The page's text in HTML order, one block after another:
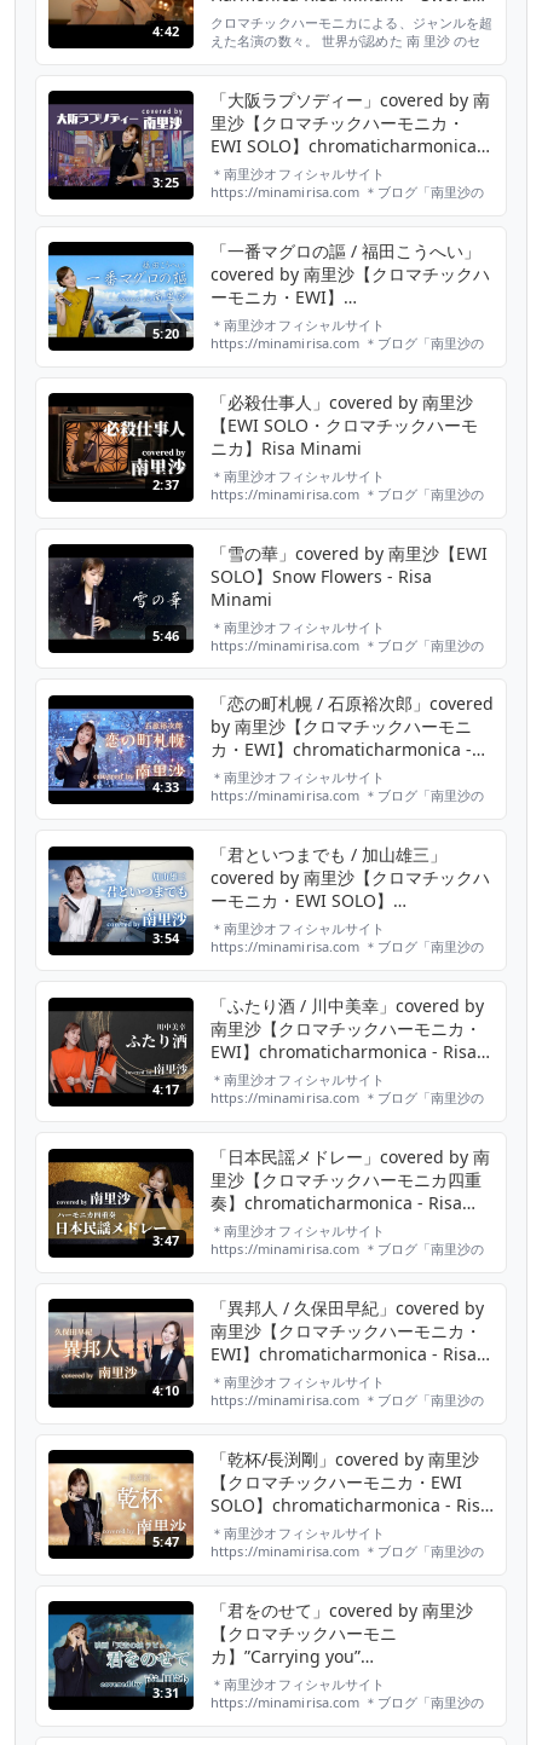
4:42
Of Double Edge "
クロマチックハーモニカによる、ジャンルを超
えた名演の数々。 世界が認めた 南 里沙 のセ
ト：http://southrachel.p1.weblife.me 2ndア
ルバム「El Mundo」に収録されている「諸刃
の剣」は、アニメ「ONE PIECE」ほか数多く
の...
3:25
「大阪ラプソディー」covered by 南
里沙【クロマチックハーモニカ・
EWI SOLO】chromaticharmonica -
Risa MINAMI
＊南里沙オフィシャルサイト
https://minamirisa.com​​​​​​​​ ＊ブログ「南里沙の
https://twitter.com/minami_risa​​​​​​​​ ＊
Instagram https://w...
5:20
「一番マグロの謳 / 福田こうへい」
covered by 南里沙【クロマチックハ
ーモニカ・EWI】
chromaticharmonica - Risa
MINAMI
＊南里沙オフィシャルサイト
https://minamirisa.com ＊ブログ「南里沙の
https://twitter.com/minami_risa ＊
Instagram
https://www.instagram.com/minami_...
2:37
「必殺仕事人」covered by 南里沙
【EWI SOLO・クロマチックハーモ
ニカ】Risa Minami
＊南里沙オフィシャルサイト
https://minamirisa.com​​​​​​​​​ ＊ブログ「南里沙の
twitter https://twitter.com/minami_risa​​​​​​​​​ ＊
Instagram https:/...
5:46
「雪の華」covered by 南里沙【EWI
SOLO】Snow Flowers - Risa
Minami
＊南里沙オフィシャルサイト
https://minamirisa.com ＊ブログ「南里沙の
https://twitter.com/minami_risa ＊
Instagram
https://www.instagram.com/minami_...
4:33
「恋の町札幌 / 石原裕次郎」covered
by 南里沙【クロマチックハーモニ
カ・EWI】chromaticharmonica -
Risa MINAMI
＊南里沙オフィシャルサイト
https://minamirisa.com ＊ブログ「南里沙の
https://twitter.com/minami_risa ＊
Instagram
https://www.instagram.com/minami_...
3:54
「君といつまでも / 加山雄三」
covered by 南里沙【クロマチックハ
ーモニカ・EWI SOLO】
chromaticharmonica - Risa
MINAMI
＊南里沙オフィシャルサイト
https://minamirisa.com ＊ブログ「南里沙の
https://twitter.com/minami_risa ＊
Instagram
https://www.instagram.com/minami_...
4:17
「ふたり酒 / 川中美幸」covered by
南里沙【クロマチックハーモニカ・
EWI】chromaticharmonica - Risa
MINAMI
＊南里沙オフィシャルサイト
https://minamirisa.com ＊ブログ「南里沙の
https://twitter.com/minami_risa ＊
Instagram
https://www.instagram.com/minami_...
3:47
「日本民謡メドレー」covered by 南
里沙【クロマチックハーモニカ四重
奏】chromaticharmonica - Risa
Minami 〜ソーラン節・ドンパン
節・斎太郎節・花笠音頭〜
＊南里沙オフィシャルサイト
https://minamirisa.com​​​​​​​​​​ ＊ブログ「南里沙の
twitter https://twitter.com/minami_risa​​​​​​... ＊
Instagram https:/...
4:10
「異邦人 / 久保田早紀」covered by
南里沙【クロマチックハーモニカ・
EWI】chromaticharmonica - Risa
MINAMI
＊南里沙オフィシャルサイト
https://minamirisa.com ＊ブログ「南里沙の
https://twitter.com/minami_risa ＊
Instagram
https://www.instagram.com/minami_...
5:47
「乾杯/長渕剛」covered by 南里沙
【クロマチックハーモニカ・EWI
SOLO】chromaticharmonica - Risa
Minami
＊南里沙オフィシャルサイト
https://minamirisa.com​​​​​​​​​​ ＊ブログ「南里沙の
twitter https://twitter.com/minami_risa​​​​​​... ＊
Instagram https:/...
3:31
「君をのせて」covered by 南里沙
【クロマチックハーモニ
カ】”Carrying you”
chromaticharmonica - Risa
Minami
＊南里沙オフィシャルサイト
https://minamirisa.com ＊ブログ「南里沙の